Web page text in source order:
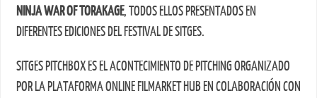
NINJA WAR OF TORAKAGE, TODOS ELLOS PRESENTADOS EN
DIFERENTES EDICIONES DEL FESTIVAL DE SITGES.
SITGES PITCHBOX ES EL ACONTECIMIENTO DE PITCHING ORGANIZADO
POR LA PLATAFORMA ONLINE FILMARKET HUB EN COLABORACIÓN CON